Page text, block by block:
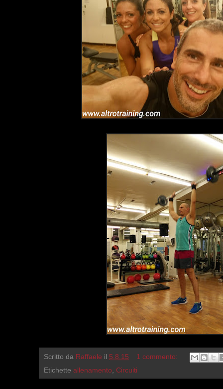
Scritto da Raffaele il 5.8.15
1 commento:
Etichette allenamento Circuiti